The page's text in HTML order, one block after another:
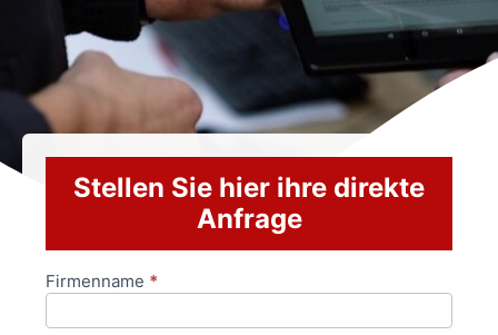
Stellen Sie hier ihre direkte
Anfrage
Anfrageformular
Firmenname *